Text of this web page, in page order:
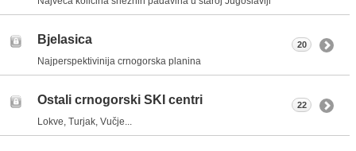
Bjelasica
Najperspektivinija crnogorska planina
20
Ostali crnogorski SKI centri
Lokve, Turjak, Vučje...
22